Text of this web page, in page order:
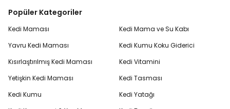
Popüler Kategoriler
Kedi Maması
Yavru Kedi Maması
Kısırlaştırılmış Kedi Maması
Yetişkin Kedi Maması
Kedi Kumu
Kedi Mama ve Su Kabı
Kedi Kumu Koku Giderici
Kedi Vitamini
Kedi Tasması
Kedi Yatağı